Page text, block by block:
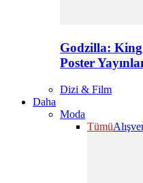
Godzilla:
Poster
Dizi & Film
Daha
Moda
Tümü